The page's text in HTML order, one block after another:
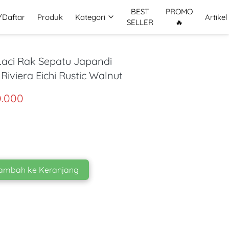
Daftar Produk Kategori
BEST
SELLER
PROMO
🔥
Artikel
Rak Sepatu Japandi
Eichi Rustic Walnut
ke Keranjang